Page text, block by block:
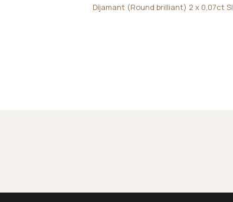
Dijamant (Round brilliant) 2 x 0,07ct SI